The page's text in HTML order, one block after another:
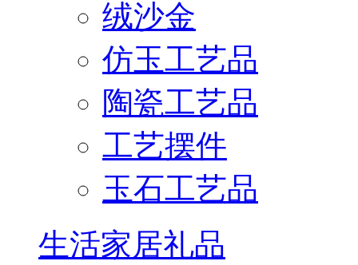
绒沙金
仿玉工艺品
陶瓷工艺品
工艺摆件
玉石工艺品
生活家居礼品